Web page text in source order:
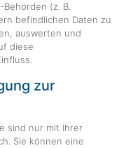
(z. B.
befindlichen Daten zu
auswerten und
diese
zur
sind nur mit Ihrer
Sie können eine